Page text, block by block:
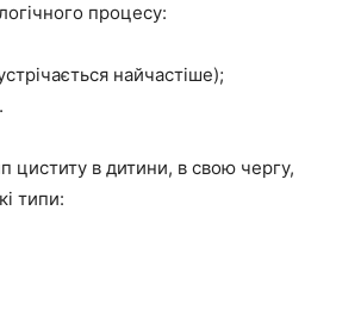
процесу:
найчастіше);
циститу в дитини, в свою чергу,
типи: